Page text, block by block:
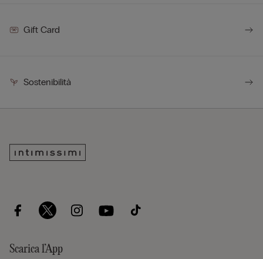
Gift Card
Sostenibilità
Scarica l’App